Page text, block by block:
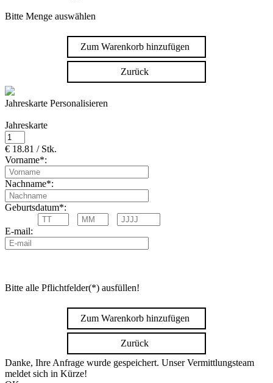
Bitte Menge auswählen
Zum Warenkorb hinzufügen
Zurück
Jahreskarte Personalisieren
Jahreskarte
€ 18.81 / Stk.
Vorname*:
Nachname*:
Geburtsdatum*:
E-mail:
Bitte alle Pflichtfelder(*) ausfüllen!
Zum Warenkorb hinzufügen
Zurück
Danke, Ihre Anfrage wurde gespeichert. Unser Vermittlungsteam
meldet sich in Kürze!